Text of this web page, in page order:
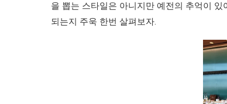
을 뽑는 스타일은 아니지만 예전의 추억이
되는지 주욱 한번 살펴보자.